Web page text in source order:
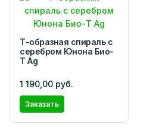
Т-образная спираль с
серебром Юнона Био-
Т Ag
1 190,00 руб.
Заказать